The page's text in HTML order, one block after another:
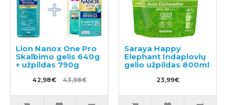
Lion Nanox One Pro
Skalbimo gelis 640g
+ užpildas 790g
42,98€ 43,98€
Saraya Happy
Elephant Indaplovių
gelio užpildas 800ml
23,99€